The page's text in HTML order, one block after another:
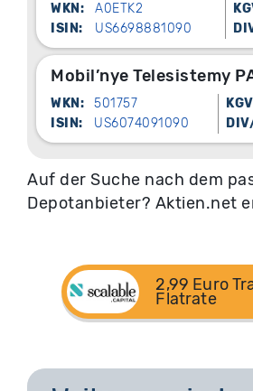
WKN: A0ETK2
ISIN:
US6698881090
Mobil’nye Telesistemy
WKN: 501757
ISIN:
US6074091090
Auf der Suche nach dem
Depotanbieter? Aktien.net
2,99 Euro
Flatrate